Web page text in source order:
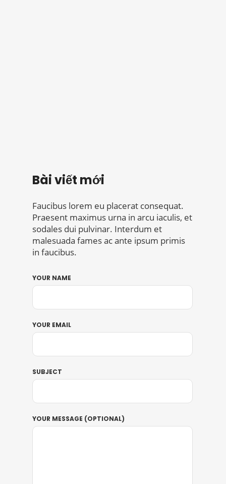
Faucibus lorem eu placerat consequat.
Praesent maximus urna in arcu iaculis, et
sodales dui pulvinar. Interdum et
malesuada fames ac ante ipsum primis
in faucibus.
YOUR NAME
YOUR EMAIL
SUBJECT
YOUR MESSAGE (OPTIONAL)